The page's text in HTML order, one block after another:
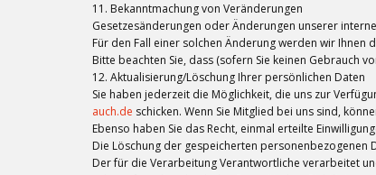
11. Bekanntmachung von Veränderungen
Gesetzesänderungen oder Änderungen unserer
Für den Fall einer solchen Änderung werden wir
Bitte beachten Sie, dass (sofern Sie keinen Gebrauch
12. Aktualisierung/Löschung Ihrer persönlichen Daten
Sie haben jederzeit die Möglichkeit, die uns zur
auch.de schicken. Wenn Sie Mitglied bei uns sind,
Ebenso haben Sie das Recht, einmal erteilte
Die Löschung der gespeicherten personenbezogenen
Der für die Verarbeitung Verantwortliche verarbeitet